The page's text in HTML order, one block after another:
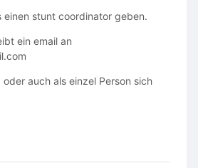
einen stunt coordinator geben.
ein email an
auch als einzel Person sich